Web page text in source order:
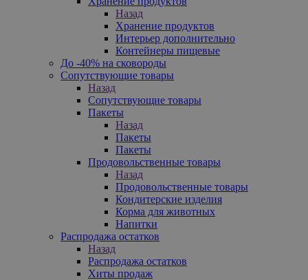
Назад
Хранение продуктов
Интерьер дополнительно
Контейнеры пищевые
До -40% на сковороды
Сопутствующие товары
Назад
Сопутствующие товары
Пакеты
Назад
Пакеты
Пакеты
Продовольственные товары
Назад
Продовольственные товары
Кондитерские изделия
Корма для животных
Напитки
Распродажа остатков
Назад
Распродажа остатков
Хиты продаж